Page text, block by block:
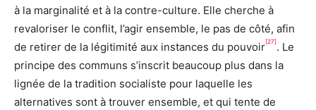
à la marginalité et à la contre-culture. Elle cherche à
revaloriser le conflit, l’agir ensemble, le pas de côté, afin
de retirer de la légitimité aux instances du pouvoir[27] . Le
principe des communs s’inscrit beaucoup plus dans la
lignée de la tradition socialiste pour laquelle les
alternatives sont à trouver ensemble, et qui tente de